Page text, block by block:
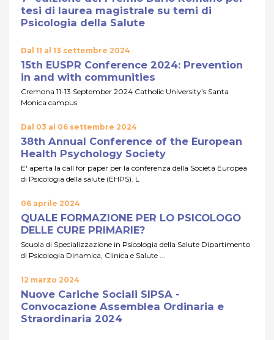
tesi di laurea magistrale su temi di
Psicologia della Salute
Dal 11 al 13 settembre 2024
15th EUSPR Conference 2024: Prevention
in and with communities
Cremona 11-13 September 2024 Catholic University’s Santa
Monica campus
Dal 03 al 06 settembre 2024
38th Annual Conference of the European
Health Psychology Society
E' aperta la call for paper per la conferenza della Società Europea
di Psicologia della salute (EHPS). L
06 aprile 2024
QUALE FORMAZIONE PER LO PSICOLOGO
DELLE CURE PRIMARIE?
Scuola di Specializzazione in Psicologia della Salute Dipartimento
di Psicologia Dinamica, Clinica e Salute ...
12 marzo 2024
Nuove Cariche Sociali SIPSA -
Convocazione Assemblea Ordinaria e
Straordinaria 2024